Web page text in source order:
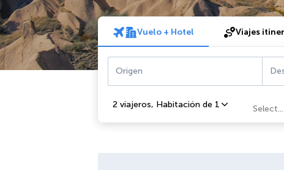
Vuelo + Hotel Viajes
Origen
2 viajeros, Habitación de 1 Select...